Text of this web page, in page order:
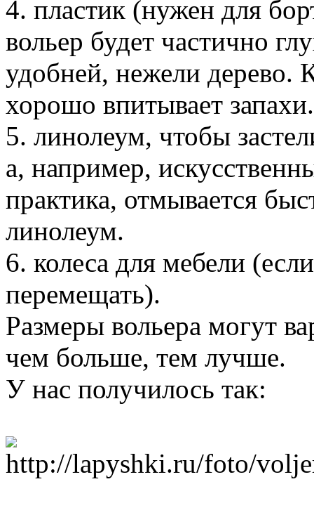
4. пластик (нужен для
вольер будет частично
удобней, нежели дерево.
хорошо впитывает запахи.
5. линолеум, чтобы
а, например,
практика, отмывается
линолеум.
6. колеса для мебели
перемещать).
Размеры вольера могут
чем больше, тем лучше.
У нас получилось так: